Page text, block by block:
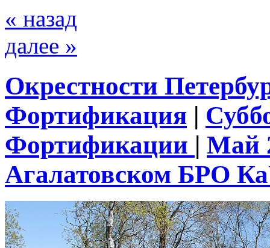
« назад
далее »
Окрестности
Фортификация |
Фортификации | Май
Агалатовском БРО